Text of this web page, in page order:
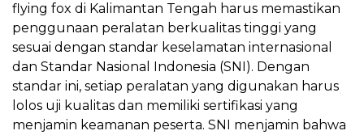
flying fox di Kalimantan Tengah harus memastikan
penggunaan peralatan berkualitas tinggi yang
sesuai dengan standar keselamatan internasional
dan Standar Nasional Indonesia (SNI). Dengan
standar ini, setiap peralatan yang digunakan harus
lolos uji kualitas dan memiliki sertifikasi yang
menjamin keamanan peserta. SNI menjamin bahwa